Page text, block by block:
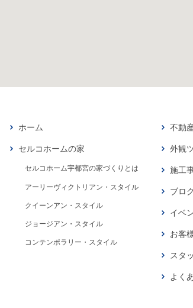
ホーム
セルコホームの家
セルコホーム宇都宮の家づくりとは
アーリーヴィクトリアン・スタイル
クイーンアン・スタイル
ジョージアン・スタイル
コンテンポラリー・スタイル
不動
外観
施工
ブロ
イベ
お客
スタ
よく